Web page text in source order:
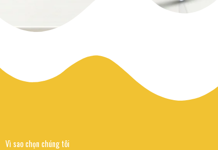
Vì sao chọn chúng tôi